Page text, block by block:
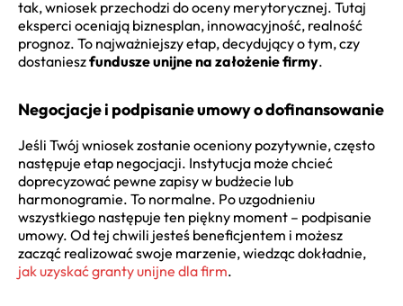
tak, wniosek przechodzi do oceny merytorycznej. Tutaj
eksperci oceniają biznesplan, innowacyjność, realność
prognoz. To najważniejszy etap, decydujący o tym, czy
dostanieszfundusze unijne na założenie firmy.
Negocjacje i podpisanie umowy o dofinansowanie
Jeśli Twój wniosek zostanie oceniony pozytywnie, często
następuje etap negocjacji. Instytucja może chcieć
doprecyzować pewne zapisy w budżecie lub
harmonogramie. To normalne. Po uzgodnieniu
wszystkiego następuje ten piękny moment – podpisanie
umowy. Od tej chwili jesteś beneficjentem i możesz
zacząć realizować swoje marzenie, wiedząc dokładnie,
jak uzyskać granty unijne dla firm.